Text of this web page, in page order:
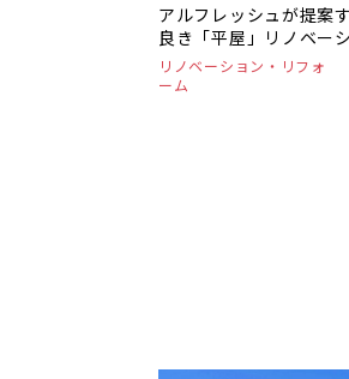
アルフレッシュが提案
良き「平屋」リノベー
リノベーション・リフォ
ーム